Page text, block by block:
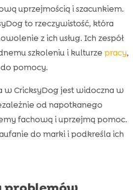
uprzejmością i szacunkiem.
to rzeczywistość, która
z ich usług. Ich zespół
szkoleniu i kulturze pracy,
pomocy.
w CricksyDog jest widoczna w
od napotkanego
fachową i uprzejmą pomoc.
do marki i podkreśla ich